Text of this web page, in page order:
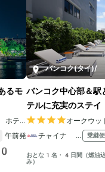
るモ
テル
午前発
バンコク(タイ)/
バンコク中心部＆
テルに充実のステイ
オークウ
チャイナ エアライン
乗継便
おとな1名・4日間（燃油
み）